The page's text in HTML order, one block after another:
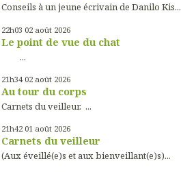
Conseils à un jeune écrivain de Danilo Kis...
22h03 02 août 2026
Le point de vue du chat
...
21h34 02 août 2026
Au tour du corps
Carnets du veilleur. ...
21h42 01 août 2026
Carnets du veilleur
(Aux éveillé(e)s et aux bienveillant(e)s)...